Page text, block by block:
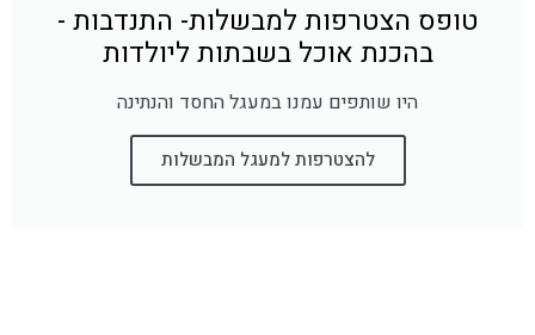
טופס הצטרפות למבשלות- התנדבות -
בהכנת אוכל בשבתות ליולדות
היו שותפים עמנו במעגל החסד והנתינה
להצטרפות למעגל המבשלות